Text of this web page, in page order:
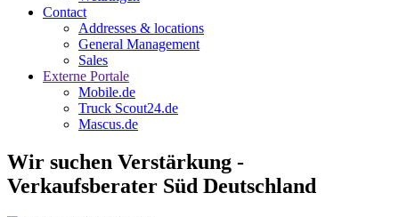
Contact
Addresses & locations
General Management
Sales
Externe Portale
Mobile.de
Truck Scout24.de
Mascus.de
Wir suchen Verstärkung -
Verkaufsberater Süd Deutschland